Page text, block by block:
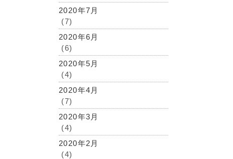
2020年7月
(7)
2020年6月
(6)
2020年5月
(4)
2020年4月
(7)
2020年3月
(4)
2020年2月
(4)